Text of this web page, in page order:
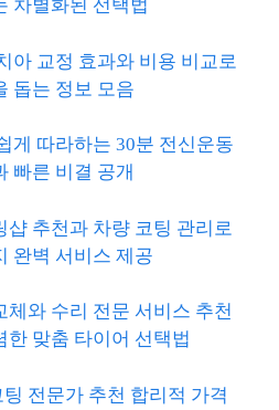
차별화된 선택법
아 교정 효과와 비용 비교로
돕는 정보 모음
게 따라하는 30분 전신운동
빠른 비결 공개
샵 추천과 차량 코팅 관리로
완벽 서비스 제공
체와 수리 전문 서비스 추천
한 맞춤 타이어 선택법
전문가 추천 합리적 가격